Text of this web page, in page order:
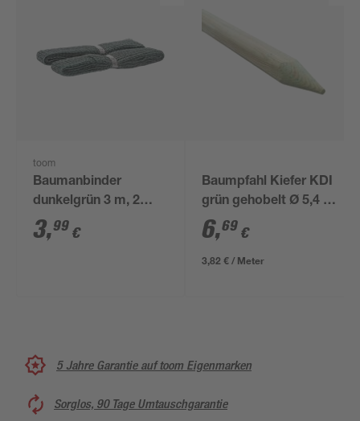
toom
Baumanbinder
dunkelgrün 3 m, 2
Stück
3,99 €
Baumpfahl Kiefer KDI
grün gehobelt Ø 5,4 x
175 cm
6,69 €
3,82 € / Meter
5 Jahre Garantie auf toom Eigenmarken
Sorglos, 90 Tage Umtauschgarantie